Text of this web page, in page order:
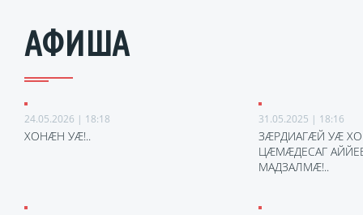
АФИША
24.05.2026 | 18:18
ХОНÆН УÆ!..
31.05.2025 | 18:16
ЗÆРДИАГÆЙ УÆ
ЦÆМÆДЕСАГ
МАДЗАЛМÆ!..